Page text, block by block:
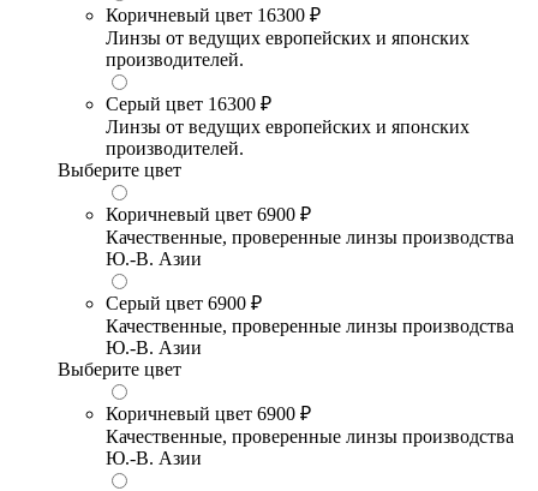
Коричневый цвет 16300 ₽
Линзы от ведущих европейских и японских
производителей.
Серый цвет 16300 ₽
Линзы от ведущих европейских и японских
производителей.
Выберите цвет
Коричневый цвет 6900 ₽
Качественные, проверенные линзы производства
Ю.-В. Азии
Серый цвет 6900 ₽
Качественные, проверенные линзы производства
Ю.-В. Азии
Выберите цвет
Коричневый цвет 6900 ₽
Качественные, проверенные линзы производства
Ю.-В. Азии